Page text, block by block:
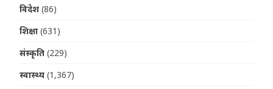
विदेश (86)
शिक्षा (631)
संस्कृति (229)
स्वास्थ्य (1,367)